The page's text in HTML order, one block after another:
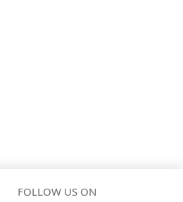
FOLLOW US ON